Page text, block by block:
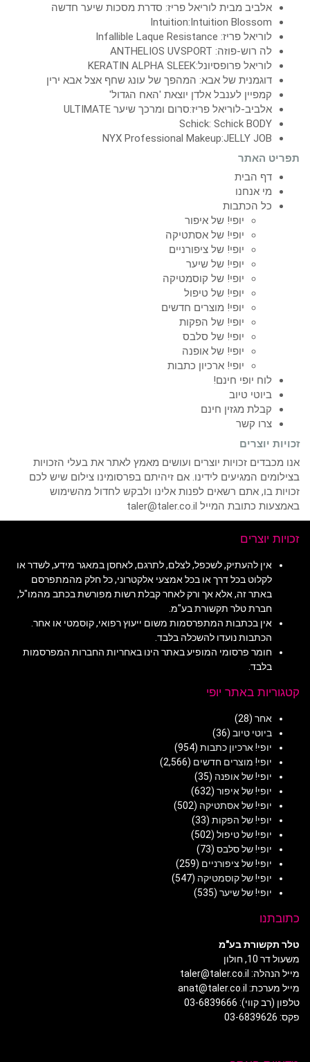
אלביב מבית לוריאל פריז: סדרת מסכות שיער חדשה
Intuition:Intuition Blossom
לוריאל פריז: Infallible Laque Resistance
לה רוש-פוזה: ANTHELIOS UVSPORT
לוריאל פרופסיונל:KERATIN ALPHA SLEEK
דוגמנית של אבא: המהפך של עונג שחף אצל אבא ירין
קמפיין לענבל אלדן יוצאת 'האח הגדול'
אלביב-לוריאל פריז:סרום ומרכך שיער ULTIMATE
Schick: Schick BODY
NYX Professional Makeup:JELLY JOB
תפריט האתר
דף הבית
מי אנחנו
כל הכתבות
יופי! של איפור
יופי! של אסתטיקה
יופי! של ציפורניים
יופי! של שיער
יופי! של קוסמטיקה
יופי! של טיפול
יופי! מוצרים חדשים
יופי! של הפקות
יופי! של סלבס
יופי! של אופנה
יופי! ארכיון כתבות
לוח יופי חינם!
ביוטי טיוב
קבלת מגזין חינם
צרו קשר
זכויות יוצרים
אנו מכבדים זכויות יוצרים ועושים מאמץ לאתר את בעלי הזכויות
בצילומים המגיעים לידינו. אם זיהיתם בפרסומינו צילום שיש לכם
זכויות בו, אתם רשאים לפנות אלינו ולבקש לחדול מהשימוש
באמצעות כתובת המייל taler@taler.co.il
זכויות יוצרים
אין להעתיק, לשכפל, לצלם, לתרגם, לאחסן במאגר מידע, לשדר או
לקלוט בכל דרך או בכל אמצעי אלקטרוני, כל חלק מהמתפרסם
באתר זה, אלא אך ורק לאחר קבלת רשות מפורשת בכתב מהמו"ל,
חברת טלר תקשורת בע"מ.
אין בכתבות המתפרסמות משום ייעוץ רפואי, קוסמטי או אחר.
הכתבות נועדו להשכלה בלבד.
חומר פרסומי המופיע באתר הינו באחריות החברות המפרסמות
בלבד.
קטגוריות באתר יופי
אחר (28)
ביוטי טיוב (36)
יופי! ארכיון כתבות (954)
יופי! מוצרים חדשים (2,566)
יופי! של אופנה (35)
יופי! של איפור (632)
יופי! של אסתטיקה (502)
יופי! של הפקות (33)
יופי! של טיפול (502)
יופי! של סלבס (73)
יופי! של ציפורניים (259)
יופי! של קוסמטיקה (547)
יופי! של שיער (535)
כתובתנו
טלר תקשורת בע"מ
משעול דר 10, חולון
מייל הנהלה: taler@taler.co.il
מייל מערכת: anat@taler.co.il
טלפון (רב קווי): 03-6839666
פקס: 03-6839626